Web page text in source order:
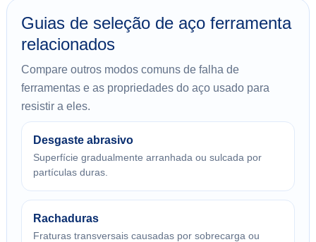
Guias de seleção de aço ferramenta
relacionados
Compare outros modos comuns de falha de
ferramentas e as propriedades do aço usado para
resistir a eles.
Desgaste abrasivo
Superfície gradualmente arranhada ou sulcada por
partículas duras.
Rachaduras
Fraturas transversais causadas por sobrecarga ou